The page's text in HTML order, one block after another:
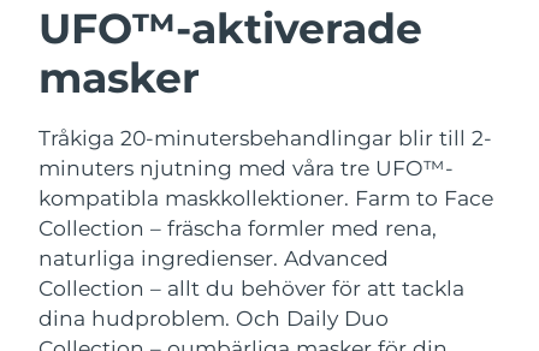
UFO™-aktiverade
masker
Tråkiga 20-minutersbehandlingar blir till 2-
minuters njutning med våra tre UFO™-
kompatibla maskkollektioner. Farm to Face
Collection – fräscha formler med rena,
naturliga ingredienser. Advanced
Collection – allt du behöver för att tackla
dina hudproblem. Och Daily Duo